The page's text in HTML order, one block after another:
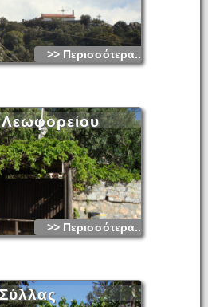
>> Περισσότερα...
>> Περισσότερα...